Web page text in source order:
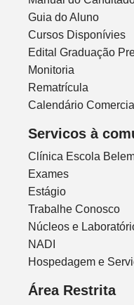
Guia do Aluno
Cursos Disponívies
Edital Graduação
Monitoria
Rematrícula
Calendário Comercial
Servicos à
Clínica Escola
Exames
Estágio
Trabalhe Conosco
Núcleos e
NADI
Hospedagem e
Área Restrita